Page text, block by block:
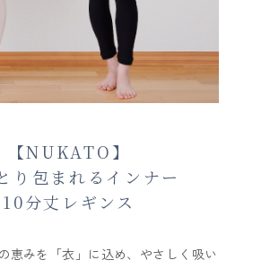
【NUKATO】
り包まれるインナー
10分丈レギンス
恵みを「衣」に込め、やさしく吸い